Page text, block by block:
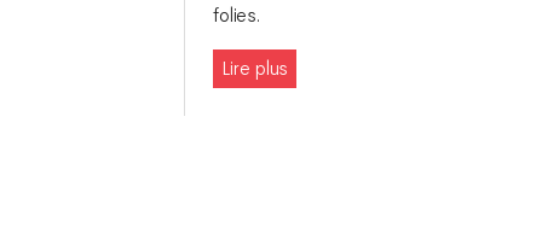
folies.
Lire plus